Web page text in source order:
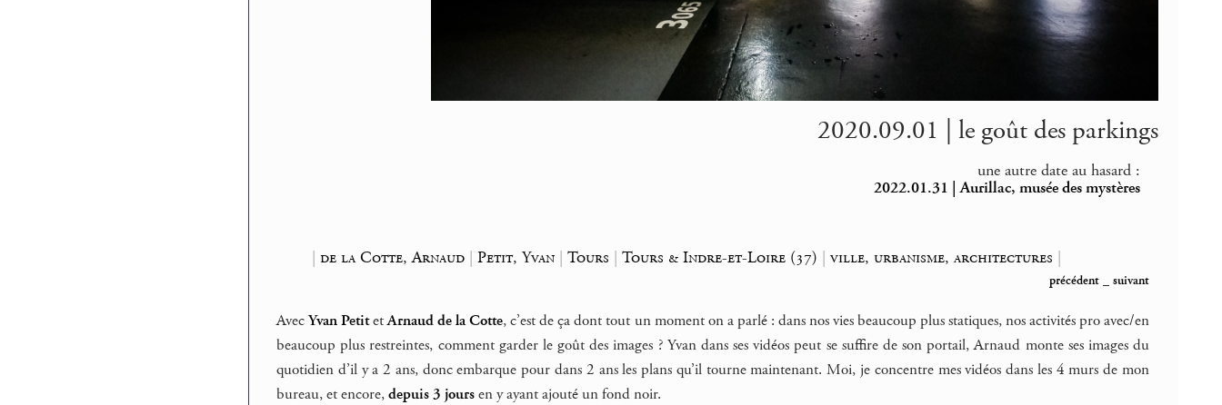
2020.09.01 | le goût des parkings
une autre date au hasard :
2022.01.31 | Aurillac, musée des mystères
|de la Cotte, Arnaud |Petit, Yvan |Tours |Tours & Indre-et-Loire (37) |ville, urbanisme, architectures |
précédent _suivant
AvecYvan PetitetArnaud de la Cotte, c’est de ça dont tout un moment on a parlé : dans nos vies beaucoup plus statiques, nos activités pro avec/en
beaucoup plus restreintes, comment garder le goût des images ? Yvan dans ses vidéos peut se suffire de son portail, Arnaud monte ses images du
quotidien d’il y a 2 ans, donc embarque pour dans 2 ans les plans qu’il tourne maintenant. Moi, je concentre mes vidéos dans les 4 murs de mon
bureau, et encore,depuis 3 joursen y ayant ajouté un fond noir.